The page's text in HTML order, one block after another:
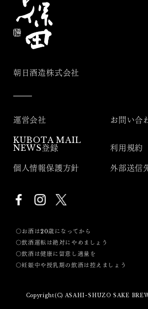
朝日酒造株式会社
運営会社 お問い合
KUBOTA MAIL
NEWS登録
利用規約
個人情報保護方針 外部送信
〇お酒は20歳になってから
〇飲酒運転は絶対にやめましょう
〇飲酒は健康に留意し適量を
〇妊娠中や授乳期の飲酒は控えましょう
Copyright(C) ASAHI-SHUZO SAKE